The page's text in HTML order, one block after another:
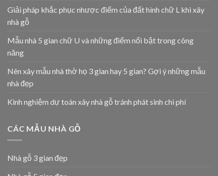
Giải pháp khắc phục nhược điểm của đất hình chữ L khi xây
nhà gỗ
Mẫu nhà 5 gian chữ U và những điểm nổi bật trong công
năng
Nên xây mẫu nhà thờ họ 3 gian hay 5 gian? Gợi ý những mẫu
nhà đẹp
Kinh nghiệm dự toán xây nhà gỗ tránh phát sinh chi phí
CÁC MẪU NHÀ GỖ
Nhà gỗ 3 gian đẹp